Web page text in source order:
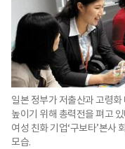
일본 정부가 저출산과 고령화
높이기 위해 총력전을 펴고
여성 친화 기업‘구보타’본사
모습.